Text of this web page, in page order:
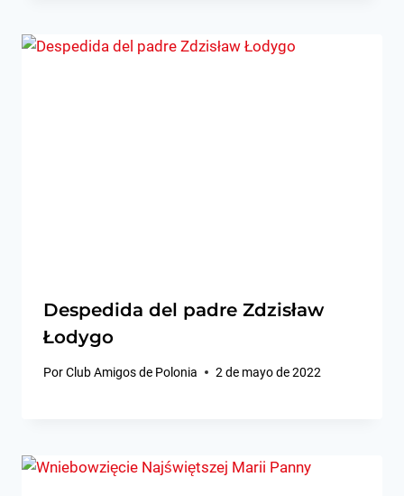
Despedida del padre Zdzisław
Łodygo
PorClub Amigos de Polonia 2 de mayo de 2022